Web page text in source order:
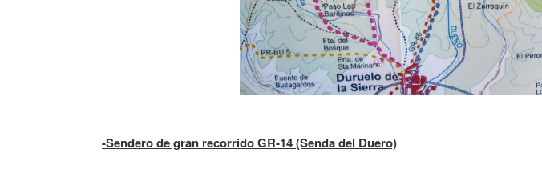
-Sendero de gran recorrido GR-14 (Senda del Duero)